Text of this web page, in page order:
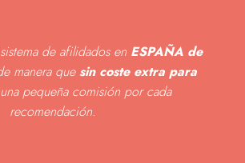
de afilidados en ESPAÑA de
manera que sin coste extra para
pequeña comisión por cada
recomendación.